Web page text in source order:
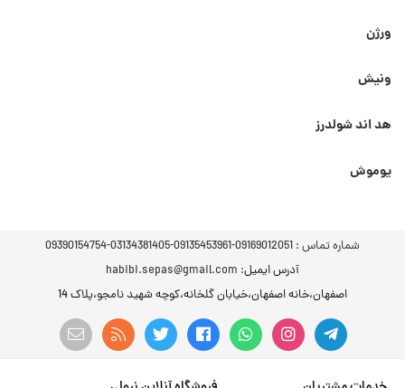
ورژن
ونیش
هد اند شولدرز
یوموش
شماره تماس : 09169012051-09135453961-03134381405-09390154754
آدرس ایمیل: habibi.sepas@gmail.com
اصفهان،خانه اصفهان،خیابان گلخانه،کوچه شهید نامجو،پلاک 14